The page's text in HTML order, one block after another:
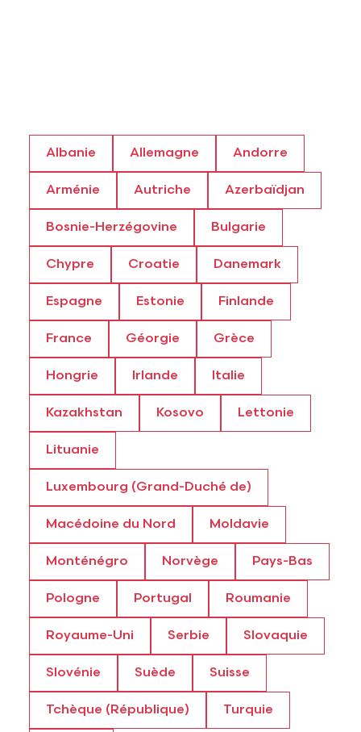
Albanie Allemagne Andorre
Arménie Autriche Azerbaïdjan
Bosnie-Herzégovine Bulgarie
Chypre Croatie Danemark
Espagne Estonie Finlande
France Géorgie Grèce
Hongrie Irlande Italie
Kazakhstan Kosovo Lettonie
Lituanie
Luxembourg (Grand-Duché de)
Macédoine du Nord Moldavie
Monténégro Norvège Pays-Bas
Pologne Portugal Roumanie
Royaume-Uni Serbie Slovaquie
Slovénie Suède Suisse
Tchèque (République) Turquie